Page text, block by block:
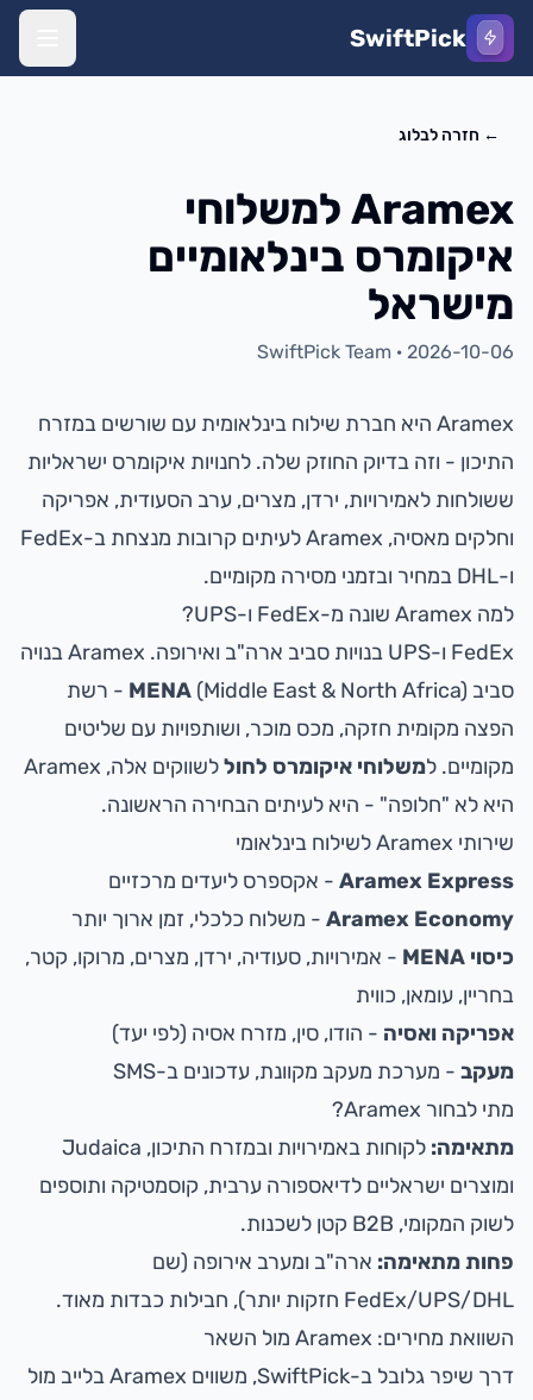
SwiftPick
← חזרה לבלוג
Aramex למשלוחי
איקומרס בינלאומיים
מישראל
2026-10-06
·
SwiftPick Team
Aramex היא חברת שילוח בינלאומית עם שורשים במזרח
התיכון - וזה בדיוק החוזק שלה. לחנויות איקומרס ישראליות
ששולחות לאמירויות, ירדן, מצרים, ערב הסעודית, אפריקה
וחלקים מאסיה, Aramex לעיתים קרובות מנצחת ב-FedEx
ו-DHL במחיר ובזמני מסירה מקומיים.
למה Aramex שונה מ-FedEx ו-UPS?
FedEx ו-UPS בנויות סביב ארה"ב ואירופה. Aramex בנויה
סביב
MENA (Middle East & North Africa) - רשת
הפצה מקומית חזקה, מכס מוכר, ושותפויות עם שליטים
מקומיים. למשלוחי איקומרס לחול
לשווקים אלה, Aramex
היא לא "חלופה" - היא לעיתים הבחירה הראשונה.
שירותי Aramex לשילוח בינלאומי
Aramex Express - אקספרס ליעדים מרכזיים
Aramex Economy - משלוח כלכלי, זמן ארוך יותר
כיסוי MENA
- אמירויות, סעודיה, ירדן, מצרים, מרוקו, קטר,
בחריין, עומאן, כווית
אפריקה ואסיה - הודו, סין, מזרח אסיה (לפי יעד)
מעקב - מערכת מעקב מקוונת, עדכונים ב-SMS
מתי לבחור Aramex?
מתאימה:
לקוחות באמירויות ובמזרח התיכון, Judaica
ומוצרים ישראליים לדיאספורה ערבית, קוסמטיקה ותוספים
לשוק המקומי, B2B קטן לשכנות.
פחות מתאימה: ארה"ב ומערב אירופה (שם
FedEx/UPS/DHL חזקות יותר), חבילות כבדות מאוד.
השוואת מחירים: Aramex מול השאר
דרך שיפר גלובל ב-SwiftPick
, משווים Aramex בלייב מול